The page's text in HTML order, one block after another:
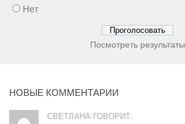
Нет
Посмотреть результаты
НОВЫЕ КОММЕНТАРИИ
СВЕТЛАНА ГОВОРИТ: